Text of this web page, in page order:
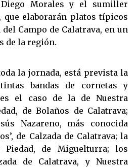
Morales y el sumiller
que elaborarán platos típicos
Campo de Calatrava, en un
de la región.
la jornada, está prevista la
bandas de cornetas y
el caso de la de Nuestra
de Bolaños de Calatrava;
Nazareno, más conocida
de Calzada de Calatrava; la
de Miguelturra; los
de Calatrava, y Nuestra